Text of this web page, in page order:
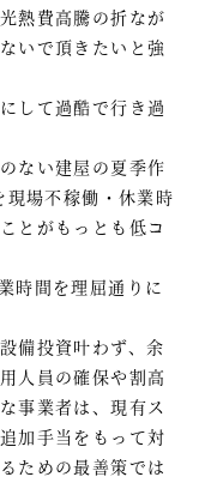
熱費高騰の折なが
いで頂きたいと強
して過酷で行き過
ない建屋の夏季作
場不稼働・休業時
とがもっとも低コ
時間を理屈通りに
備投資叶わず、余
人員の確保や割高
事業者は、現有ス
加手当をもって対
ための最善策では